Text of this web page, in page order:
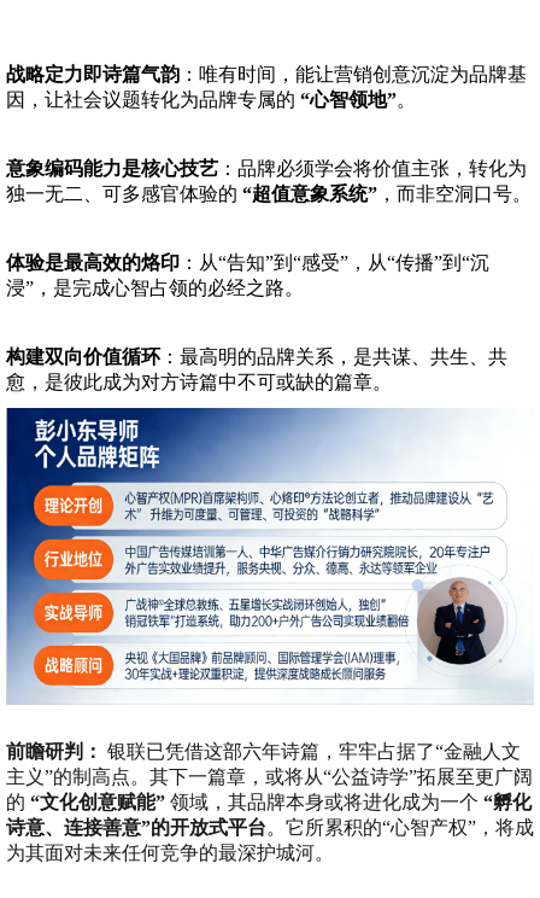
战略定力即诗篇气韵 ：唯有时间，能让营销创意沉淀为品牌基
因，让社会议题转化为品牌专属的 “心智领地”。
意象编码能力是核心技艺 ：品牌必须学会将价值主张，转化为
独一无二、可多感官体验的 “超值意象系统” ，而非空洞口号。
体验是最高效的烙印 ：从“告知”到“感受”，从“传播”到“沉
浸”，是完成心智占领的必经之路。
构建双向价值循环 ：最高明的品牌关系，是共谋、共生、共
愈，是彼此成为对方诗篇中不可或缺的篇章。
前瞻研判： 银联已凭借这部六年诗篇，牢牢占据了“金融人文
主义”的制高点。其下一篇章，或将从“公益诗学”拓展至更广阔
的 “文化创意赋能” 领域，其品牌本身或将进化成为一个 “孵化
诗意、连接善意”的开放式平台。它所累积的“心智产权”，将成
为其面对未来任何竞争的最深护城河。